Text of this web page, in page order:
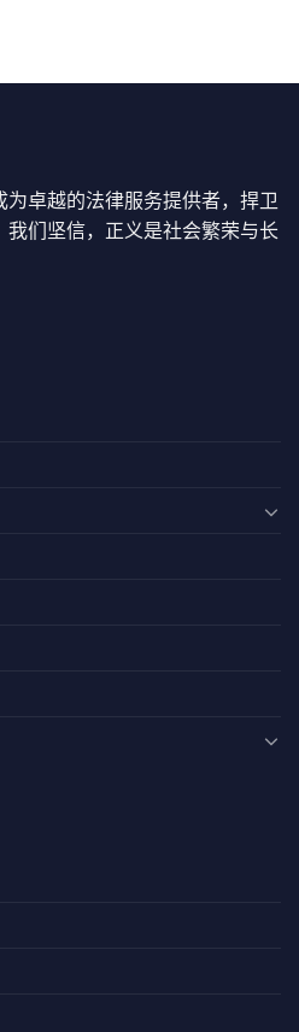
卓越的法律服务提供者，捍卫
们坚信，正义是社会繁荣与长